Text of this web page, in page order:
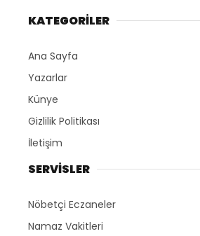
KATEGORİLER
Ana Sayfa
Yazarlar
Künye
Gizlilik Politikası
İletişim
SERVİSLER
Nöbetçi Eczaneler
Namaz Vakitleri